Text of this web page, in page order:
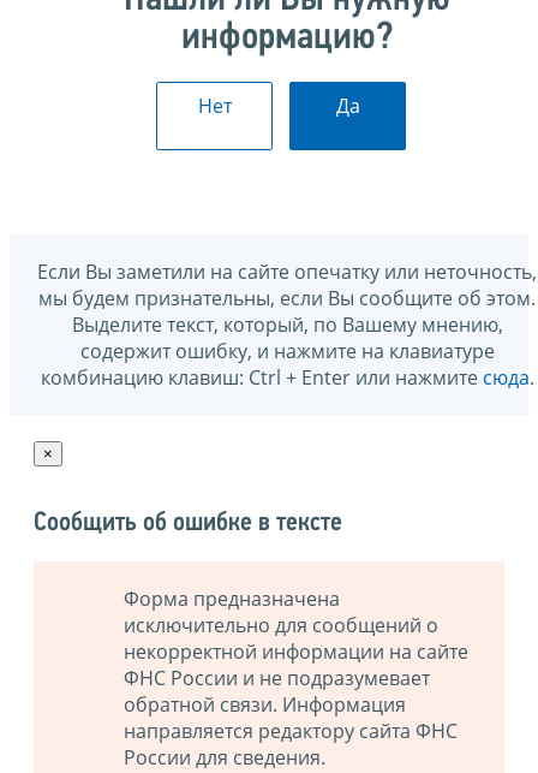
информацию?
Нет Да
Если Вы заметили на сайте опечатку или неточность,
мы будем признательны, если Вы сообщите об этом.
Выделите текст, который, по Вашему мнению,
содержит ошибку, и нажмите на клавиатуре
комбинацию клавиш: Ctrl + Enter или нажмите сюда.
×
Сообщить об ошибке в тексте
Форма предназначена
исключительно для сообщений о
некорректной информации на сайте
ФНС России и не подразумевает
обратной связи. Информация
направляется редактору сайта ФНС
России для сведения.